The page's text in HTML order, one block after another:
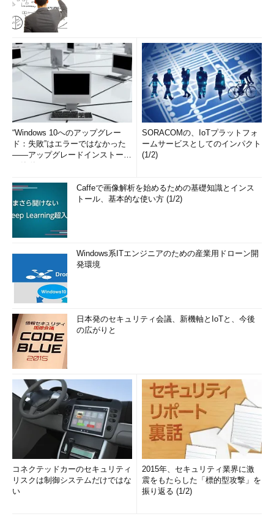
“Windows 10へのアップグレー
ド：失敗”はエラーではなかった
――アップグレードインストール
SORACOMの、IoTプラットフォ
ームサービスとしてのインパクト
(1/2)
Caffeで画像解析を始めるための基礎知識とインス
トール、基本的な使い方 (1/2)
Windows系ITエンジニアのための産業用ドローン開
発環境
日本発のセキュリティ会議、新機軸とIoTと、今後
の広がりと
コネクテッドカーのセキュリティ
リスクは制御システムだけではな
い
2015年、セキュリティ業界に激
震をもたらした「標的型攻撃」を
振り返る (1/2)